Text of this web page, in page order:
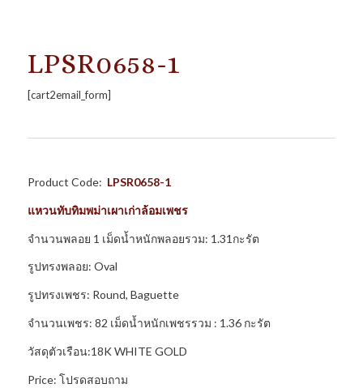
LPSR0658-1
[cart2email_form]
Product Code: LPSR0658-1
แหวนทับทิมพม่าเผาเก่าล้อมเพชร
จำนวนพลอย 1 เม็ดน้ำหนักพลอยรวม: 1.31กะรัต
รูปทรงพลอย: Oval
รูปทรงเพชร: Round, Baguette
จำนวนเพชร: 82 เม็ดน้ำหนักเพชรรวม : 1.36 กะรัต
วัสดุตัวเรือน:18K WHITE GOLD
Price: โปรดสอบถาม